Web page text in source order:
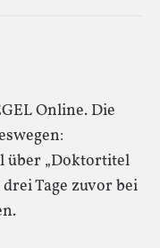
Online. Die
über „Doktortitel
Tage zuvor bei